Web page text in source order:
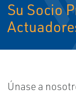
Su Socio
Únase a